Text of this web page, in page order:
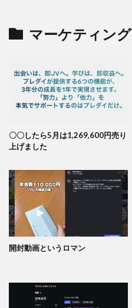
マーケティング
〇〇したら5月は1,269,600円売り
上げました
開封動画というロマン